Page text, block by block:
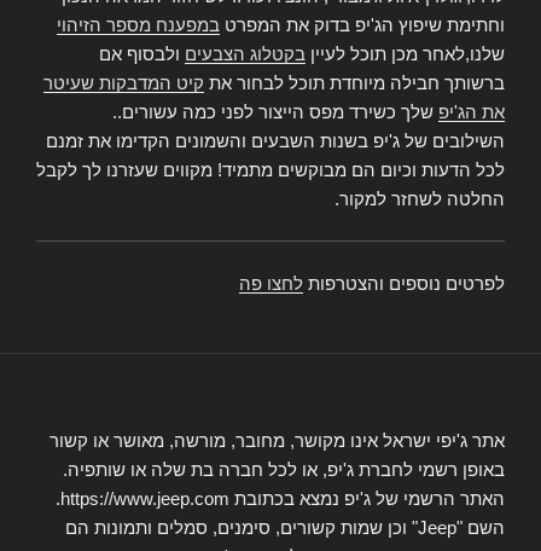
וחתימת שיפוץ הג'יפ בדוק את המפרט במפענח מספר הזיהוי
שלנו,לאחר מכן תוכל לעיין בקטלוג הצבעים ולבסוף אם
ברשותך חבילה מיוחדת תוכל לבחור את קיט המדבקות שעיטר
את הג'יפ שלך כשירד מפס הייצור לפני כמה עשורים..
השילובים של ג'יפ בשנות השבעים והשמונים הקדימו את זמנם
לכל הדעות וכיום הם מבוקשים מתמיד! מקווים שעזרנו לך לקבל
החלטה לשחזר למקור.
לפרטים נוספים והצטרפות לחצו פה
אתר ג'יפי ישראל אינו מקושר, מחובר, מורשה, מאושר או קשור
באופן רשמי לחברת ג'יפ, או לכל חברה בת שלה או שותפיה.
האתר הרשמי של ג'יפ נמצא בכתובת https://www.jeep.com.
השם "Jeep" וכן שמות קשורים, סימנים, סמלים ותמונות הם